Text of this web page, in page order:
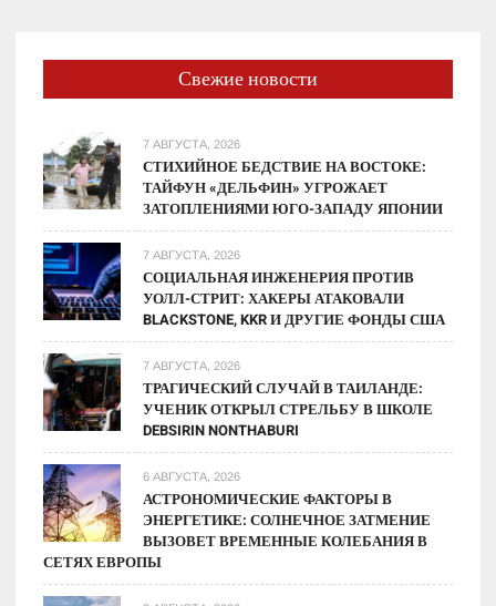
Свежие новости
7 АВГУСТА, 2026
СТИХИЙНОЕ БЕДСТВИЕ НА ВОСТОКЕ:
ТАЙФУН «ДЕЛЬФИН» УГРОЖАЕТ
ЗАТОПЛЕНИЯМИ ЮГО-ЗАПАДУ ЯПОНИИ
7 АВГУСТА, 2026
СОЦИАЛЬНАЯ ИНЖЕНЕРИЯ ПРОТИВ
УОЛЛ-СТРИТ: ХАКЕРЫ АТАКОВАЛИ
BLACKSTONE, KKR И ДРУГИЕ ФОНДЫ США
7 АВГУСТА, 2026
ТРАГИЧЕСКИЙ СЛУЧАЙ В ТАИЛАНДЕ:
УЧЕНИК ОТКРЫЛ СТРЕЛЬБУ В ШКОЛЕ
DEBSIRIN NONTHABURI
6 АВГУСТА, 2026
АСТРОНОМИЧЕСКИЕ ФАКТОРЫ В
ЭНЕРГЕТИКЕ: СОЛНЕЧНОЕ ЗАТМЕНИЕ
ВЫЗОВЕТ ВРЕМЕННЫЕ КОЛЕБАНИЯ В
СЕТЯХ ЕВРОПЫ